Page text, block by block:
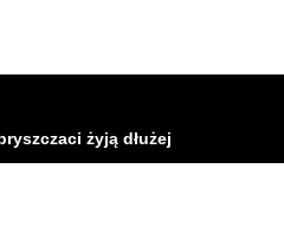
żyją dłużej